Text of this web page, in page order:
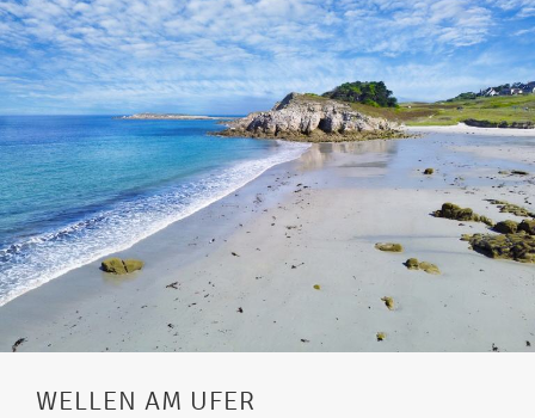
WELLEN AM UFER